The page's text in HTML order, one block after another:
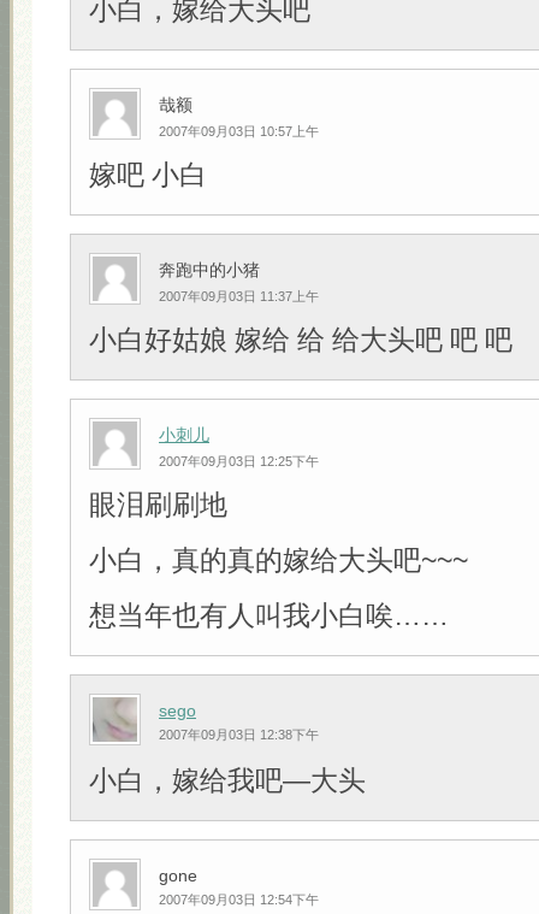
小白，嫁给大头吧
哉额
2007年09月03日 10:57上午
嫁吧 小白
奔跑中的小猪
2007年09月03日 11:37上午
小白好姑娘 嫁给 给 给大头吧 吧 吧
小刺儿
2007年09月03日 12:25下午
眼泪刷刷地
小白，真的真的嫁给大头吧~~~
想当年也有人叫我小白唉……
sego
2007年09月03日 12:38下午
小白，嫁给我吧—大头
gone
2007年09月03日 12:54下午